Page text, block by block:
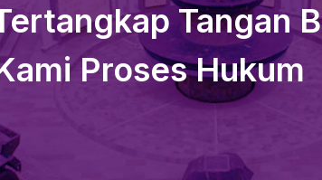
Tangan
Proses Hukum